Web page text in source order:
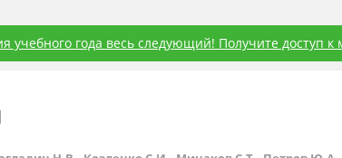
учебного года весь следующий! Получите доступ к